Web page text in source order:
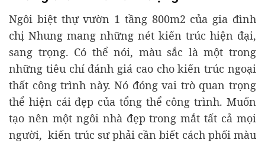
Ngôi biệt thự vườn 1 tầng 800m2 của gia đình
chị Nhung mang những nét kiến trúc hiện đại,
sang trọng. Có thể nói, màu sắc là một trong
những tiêu chí đánh giá cao cho kiến trúc ngoại
thất công trình này. Nó đóng vai trò quan trọng
thể hiện cái đẹp của tổng thể công trình. Muốn
tạo nên một ngôi nhà đẹp trong mắt tất cả mọi
người, kiến trúc sư phải cần biết cách phối màu